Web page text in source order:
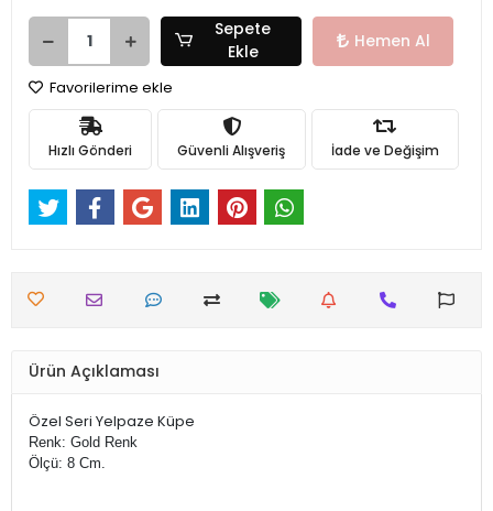
Sepete
Ekle
Hemen Al
Favorilerime ekle
Hızlı Gönderi Güvenli Alışveriş İade ve Değişim
Ürün Açıklaması
Özel Seri Yelpaze Küpe
Renk: Gold Renk
Ölçü: 8 Cm.